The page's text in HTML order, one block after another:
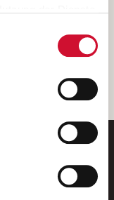
so stimmen
zu. Sie können
widerrufen,
und diese
entnehmen.